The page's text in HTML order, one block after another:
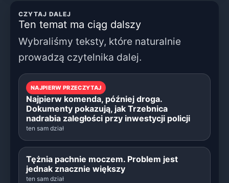
CZYTAJ DALEJ
Ten temat ma ciąg dalszy
Wybraliśmy teksty, które naturalnie
prowadzą czytelnika dalej.
NAJPIERW PRZECZYTAJ
Najpierw komenda, później droga.
Dokumenty pokazują, jak Trzebnica
nadrabia zaległości przy inwestycji policji
ten sam dział
Tężnia pachnie moczem. Problem jest
jednak znacznie większy
ten sam dział